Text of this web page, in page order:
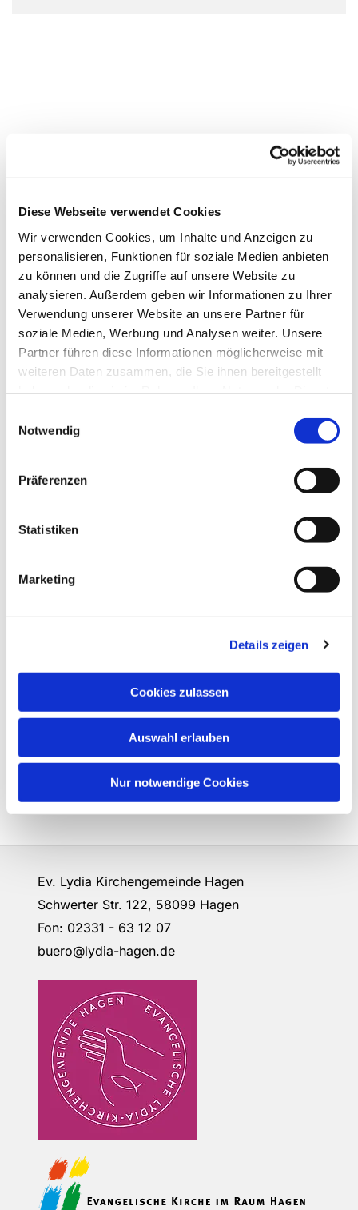
Diese Webseite verwendet Cookies
Wir verwenden Cookies, um Inhalte und Anzeigen zu
personalisieren, Funktionen für soziale Medien anbieten
zu können und die Zugriffe auf unsere Website zu
analysieren. Außerdem geben wir Informationen zu Ihrer
Verwendung unserer Website an unsere Partner für
soziale Medien, Werbung und Analysen weiter. Unsere
Partner führen diese Informationen möglicherweise mit
weiteren Daten zusammen, die Sie ihnen bereitgestellt
Notwendig
Präferenzen
Statistiken
Marketing
Details zeigen
Cookies zulassen
Auswahl erlauben
Nur notwendige Cookies
Dies könnte Sie auch
interessieren
Ev. Lydia Kirchengemeinde Hagen
Schwerter Str. 122, 58099 Hagen
Fon: 02331 - 63 12 07
buero@lydia-hagen.de